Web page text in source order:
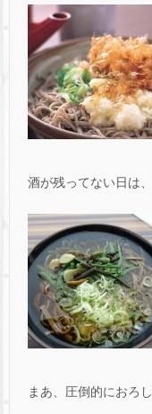
酒が残ってない日は
まあ、圧倒的におろ